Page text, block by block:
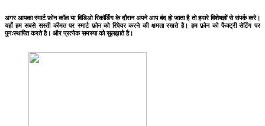
अगर आपका स्मार्ट फ़ोन कॉल या विडिओ रिकॉर्डिंग के दौरान अपने आप बंद हो जाता है तो हमारे विशेषज्ञों से संपर्क करे।
यहाँ हम सबसे सस्ती कीमत पर स्मार्ट फ़ोन को रिपेयर करने की क्षमता रखते है। हम फ़ोन को फैक्ट्री सेटिंग पर
पुनःस्थापित करते है। और प्रत्येक समस्या को सुलझाते है।